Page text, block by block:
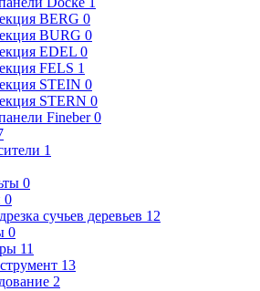
BERG 0
BURG 0
EDEL 0
FELS 1
STEIN 0
STERN 0
Fineber0
1
0
0
сучьев деревьев 12
0
11
13
2